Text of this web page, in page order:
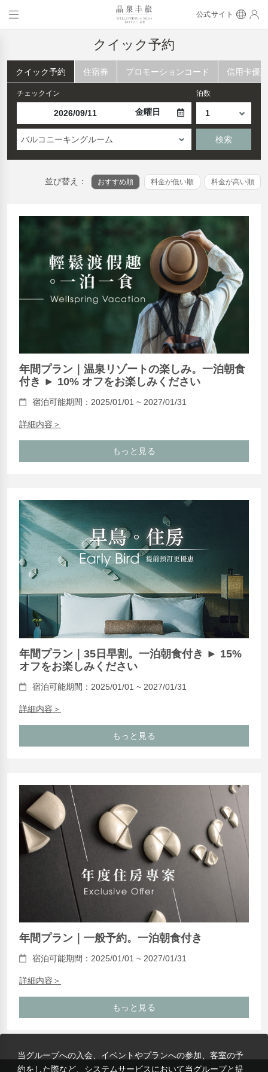
公式サイト
クイック予約
クイック予約 住宿券 プロモーションコード 信用卡優惠
チェックイン
金曜日
泊数
バルコニーキングルーム 検索
並び替え： おすすめ順 料金が低い順 料金が高い順
年間プラン｜温泉リゾートの楽しみ。一泊朝食
付き ► 10% オフをお楽しみください
宿泊可能期間：2025/01/01 ~ 2027/01/31
詳細内容＞
もっと見る
年間プラン｜35日早割。一泊朝食付き ► 15%
オフをお楽しみください
宿泊可能期間：2025/01/01 ~ 2027/01/31
詳細内容＞
もっと見る
年間プラン｜一般予約。一泊朝食付き
宿泊可能期間：2025/01/01 ~ 2027/01/31
詳細内容＞
もっと見る
当グループへの入会、イベントやプランへの参加、客室の予
約をした際など、システムサービスにおいて当グループと提